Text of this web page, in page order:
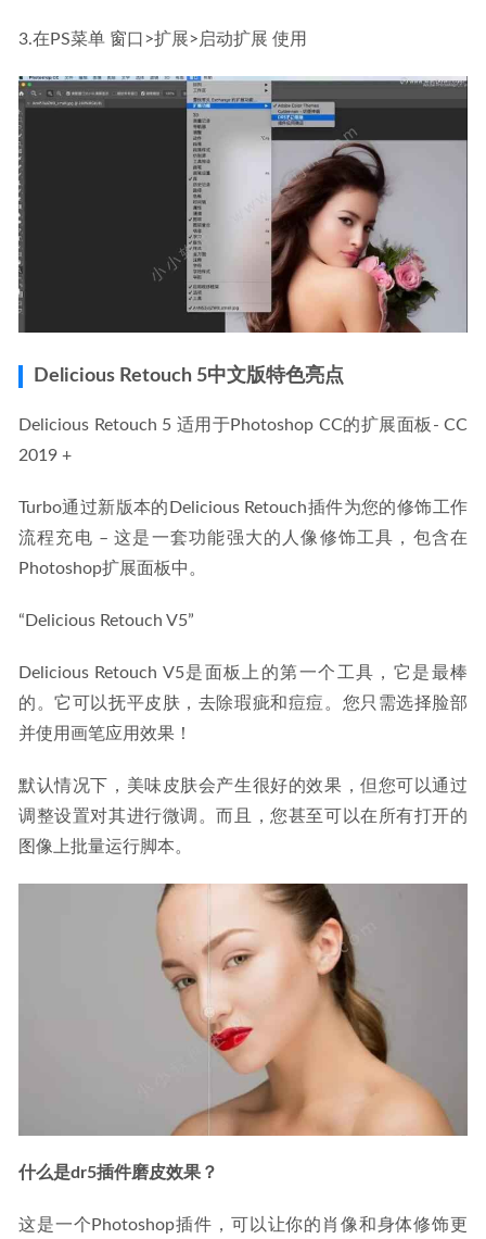
3.在PS菜单 窗口>扩展>启动扩展 使用
Delicious Retouch 5中文版特色亮点
Delicious Retouch 5 适用于Photoshop CC的扩展面板- CC
2019 +
Turbo通过新版本的Delicious Retouch插件为您的修饰工作
流程充电 – 这是一套功能强大的人像修饰工具，包含在
Photoshop扩展面板中。
“Delicious Retouch V5”
Delicious Retouch V5是面板上的第一个工具，它是最棒
的。它可以抚平皮肤，去除瑕疵和痘痘。您只需选择脸部
并使用画笔应用效果！
默认情况下，美味皮肤会产生很好的效果，但您可以通过
调整设置对其进行微调。而且，您甚至可以在所有打开的
图像上批量运行脚本。
什么是dr5插件磨皮效果？
这是一个Photoshop插件，可以让你的肖像和身体修饰更